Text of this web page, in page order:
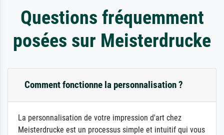
Questions fréquemment
posées sur Meisterdrucke
Comment fonctionne la personnalisation ?
La personnalisation de votre impression d'art chez
Meisterdrucke est un processus simple et intuitif qui vous